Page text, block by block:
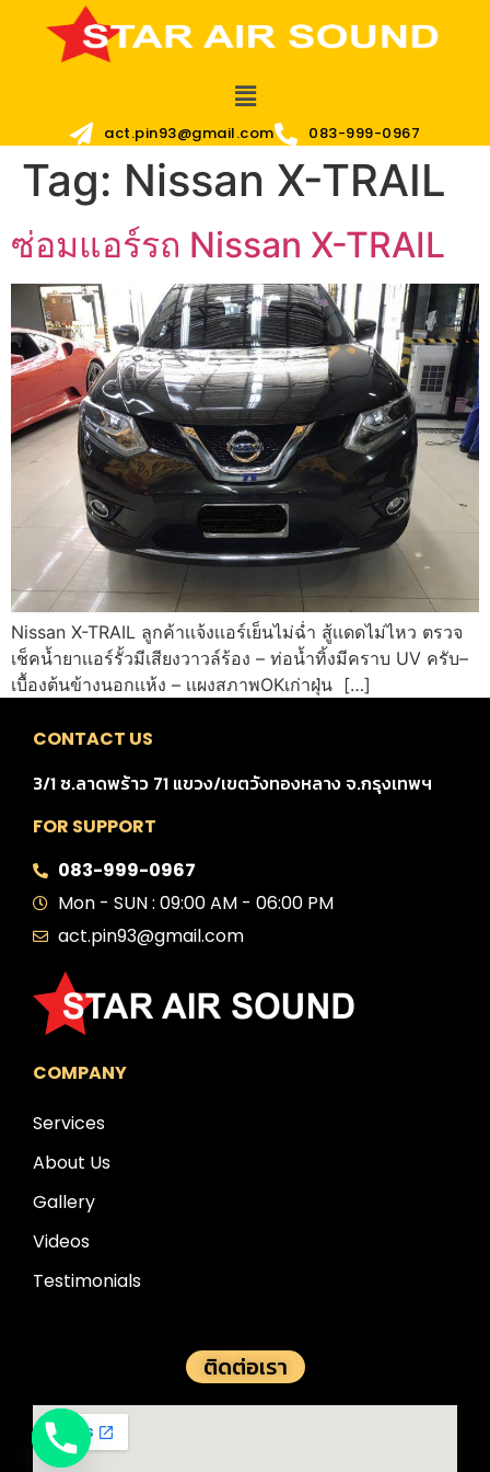
act.pin93@gmail.com 083-999-0967
Tag: Nissan X-TRAIL
ซ่อมแอร์รถ Nissan X-TRAIL
Nissan X-TRAIL ลูกค้าเเจ้งเเอร์เย็นไม่ฉ่ำ สู้เเดดไม่ไหว ตรวจ
เช็คน้ำยาเเอร์รั้วมีเสียงวาวล์ร้อง – ท่อน้ำทิ้งมีคราบ UV ครับ–
เบื้องต้นข้างนอกเเห้ง – เเผงสภาพOKเก่าฝุ่น […]
CONTACT US
3/1 ซ.ลาดพร้าว 71 แขวง/เขตวังทองหลาง จ.กรุงเทพฯ
FOR SUPPORT
083-999-0967
Mon - SUN : 09:00 AM - 06:00 PM
act.pin93@gmail.com
COMPANY
Services
About Us
Gallery
Videos
Testimonials
ติดต่อเรา